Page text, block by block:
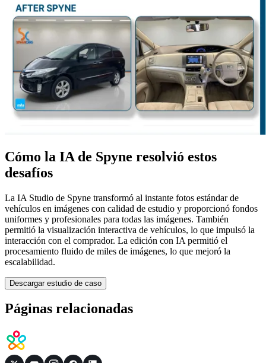
Cómo la IA de Spyne resolvió estos
desafíos
La IA Studio de Spyne transformó al instante fotos estándar de
vehículos en imágenes con calidad de estudio y proporcionó fondos
uniformes y profesionales para todas las imágenes. También
permitió la visualización interactiva de vehículos, lo que impulsó la
interacción con el comprador. La edición con IA permitió el
procesamiento fluido de miles de imágenes, lo que mejoró la
escalabilidad.
Descargar estudio de caso
Páginas relacionadas